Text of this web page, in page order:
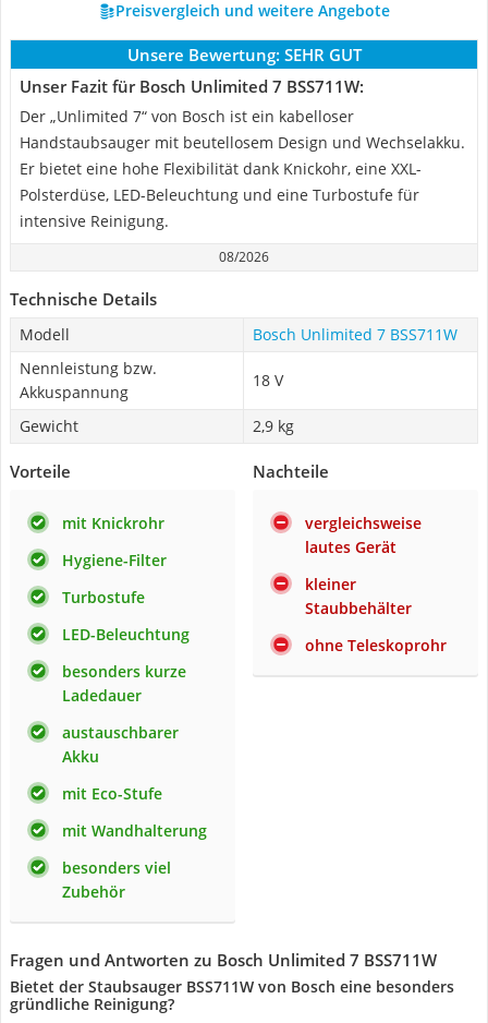
Preisvergleich und weitere Angebote
Unsere Bewertung: SEHR GUT
Unser Fazit für Bosch Unlimited 7 BSS711W:
Der „Unlimited 7“ von Bosch ist ein kabelloser
Handstaubsauger mit beutellosem Design und Wechselakku.
Er bietet eine hohe Flexibilität dank Knickohr, eine XXL-
Polsterdüse, LED-Beleuchtung und eine Turbostufe für
intensive Reinigung.
08/2026
Technische Details
Modell
Bosch Unlimited 7 BSS711W
Nennleistung bzw.
Akkuspannung
18 V
Gewicht 2,9 kg
Vorteile
mit Knickrohr
Hygiene-Filter
Turbostufe
LED-Beleuchtung
besonders kurze
Ladedauer
austauschbarer
Akku
mit Eco-Stufe
mit Wandhalterung
besonders viel
Zubehör
Nachteile
vergleichsweise
lautes Gerät
kleiner
Staubbehälter
ohne Teleskoprohr
Fragen und Antworten zu Bosch Unlimited 7 BSS711W
Bietet der Staubsauger BSS711W von Bosch eine besonders
gründliche Reinigung?